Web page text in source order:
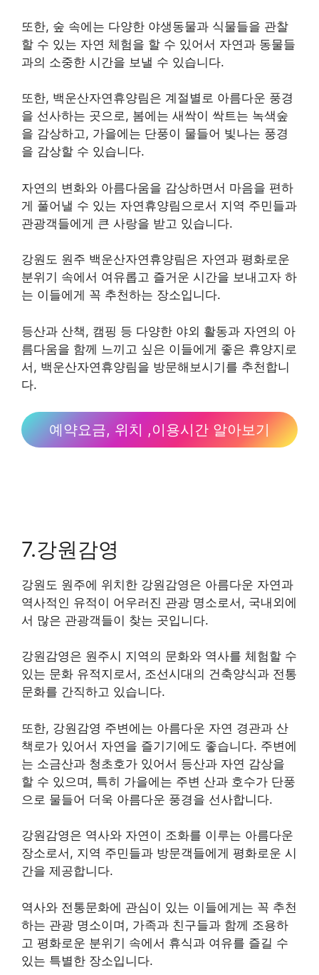
또한, 숲 속에는 다양한 야생동물과 식물들을 관찰
할 수 있는 자연 체험을 할 수 있어서 자연과 동물들
과의 소중한 시간을 보낼 수 있습니다.
또한, 백운산자연휴양림은 계절별로 아름다운 풍경
을 선사하는 곳으로, 봄에는 새싹이 싹트는 녹색숲
을 감상하고, 가을에는 단풍이 물들어 빛나는 풍경
을 감상할 수 있습니다.
자연의 변화와 아름다움을 감상하면서 마음을 편하
게 풀어낼 수 있는 자연휴양림으로서 지역 주민들과
관광객들에게 큰 사랑을 받고 있습니다.
강원도 원주 백운산자연휴양림은 자연과 평화로운
분위기 속에서 여유롭고 즐거운 시간을 보내고자 하
는 이들에게 꼭 추천하는 장소입니다.
등산과 산책, 캠핑 등 다양한 야외 활동과 자연의 아
름다움을 함께 느끼고 싶은 이들에게 좋은 휴양지로
서, 백운산자연휴양림을 방문해보시기를 추천합니
다.
예약요금, 위치 ,이용시간 알아보기
7.강원감영
강원도 원주에 위치한 강원감영은 아름다운 자연과
역사적인 유적이 어우러진 관광 명소로서, 국내외에
서 많은 관광객들이 찾는 곳입니다.
강원감영은 원주시 지역의 문화와 역사를 체험할 수
있는 문화 유적지로서, 조선시대의 건축양식과 전통
문화를 간직하고 있습니다.
또한, 강원감영 주변에는 아름다운 자연 경관과 산
책로가 있어서 자연을 즐기기에도 좋습니다. 주변에
는 소금산과 청초호가 있어서 등산과 자연 감상을
할 수 있으며, 특히 가을에는 주변 산과 호수가 단풍
으로 물들어 더욱 아름다운 풍경을 선사합니다.
강원감영은 역사와 자연이 조화를 이루는 아름다운
장소로서, 지역 주민들과 방문객들에게 평화로운 시
간을 제공합니다.
역사와 전통문화에 관심이 있는 이들에게는 꼭 추천
하는 관광 명소이며, 가족과 친구들과 함께 조용하
고 평화로운 분위기 속에서 휴식과 여유를 즐길 수
있는 특별한 장소입니다.